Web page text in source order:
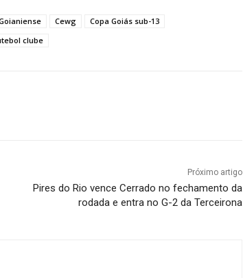
Cewg
Copa Goiás sub-13
clube
Próximo artigo
Pires do Rio vence Cerrado no fechamento da
rodada e entra no G-2 da Terceirona